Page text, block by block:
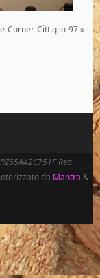
Corner-Cittiglio-97»
Rea
da Mantra &